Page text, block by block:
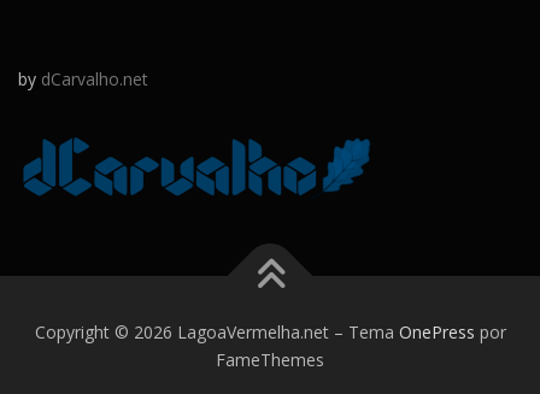
by dCarvalho.net
Copyright © 2026 LagoaVermelha.net – Tema OnePress por
FameThemes